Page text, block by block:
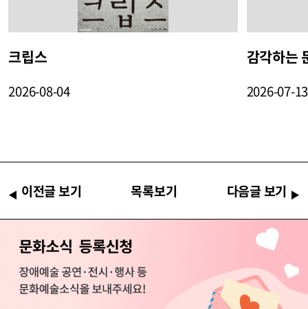
크립스
2026-08-04
감각하는
2026-07-13
이전글 보기 목록보기 다음글 보기